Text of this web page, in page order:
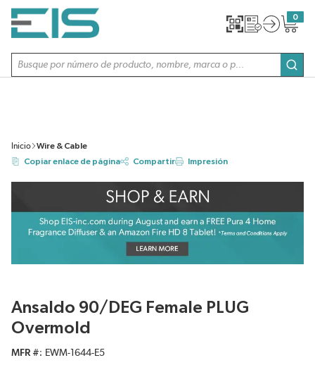
SALTAR AL CONTENIDO PRINCIPAL
Búsqueda de sitio
0
{0}
Inicio
Wire & Cable
Copiar enlace de página
Compartir Impresión
Ansaldo 90/DEG Female PLUG
Overmold
MFR #
EWM-1644-E5